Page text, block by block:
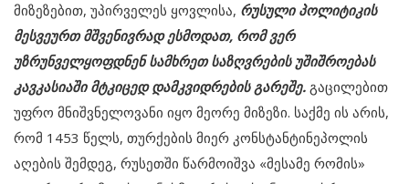
მიზეზებით, უპირველეს ყოვლისა, რუსული პოლიტიკის
მესვეურთ მშვენივრად ესმოდათ, რომ ვერ
უზრუნველყოფდნენ სამხრეთ საზღვრების უშიშროებას
კავკასიაში მტკიცედ დამკვიდრების გარეშე. გაცილებით
უფრო მნიშვნელოვანი იყო მეორე მიზეზი. საქმე ის არის,
რომ 1453 წელს, თურქების მიერ კონსტანტინეპოლის
აღების შემდეგ, რუსეთში წარმოიშვა «მესამე რომის»